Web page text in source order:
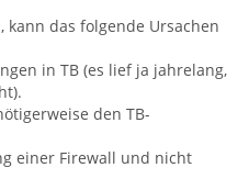
das folgende Ursachen
in TB (es lief ja jahrelang,
den TB-
einer Firewall und nicht